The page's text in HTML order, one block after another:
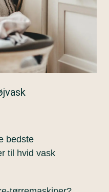
bedste
til hvid vask